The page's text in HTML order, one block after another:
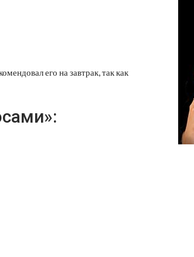
его на завтрак, так как